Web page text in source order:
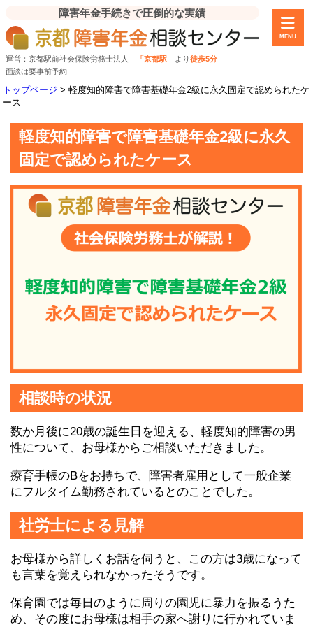
障害年金手続きで圧倒的な実績
運営：京都駅前社会保険労務士法人 「京都駅」 より徒歩5分
面談は要事前予約
MENU
トップページ >軽度知的障害で障害基礎年金2級に永久固定で認められたケ
ース
軽度知的障害で障害基礎年金2級に永久
固定で認められたケース
相談時の状況
数か月後に20歳の誕生日を迎える、軽度知的障害の男
性について、お母様からご相談いただきました。
療育手帳のBをお持ちで、障害者雇用として一般企業
にフルタイム勤務されているとのことでした。
社労士による見解
お母様から詳しくお話を伺うと、この方は3歳になって
も言葉を覚えられなかったそうです。
保育園では毎日のように周りの園児に暴力を振るうた
め、その度にお母様は相手の家へ謝りに行かれていま